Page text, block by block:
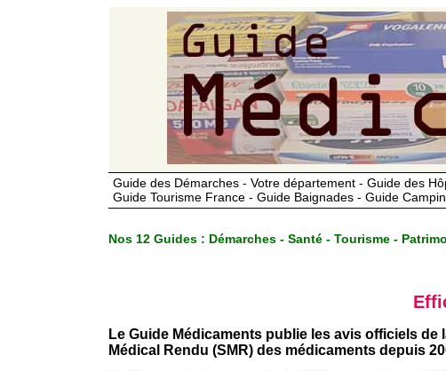
Guide des Démarches - Votre département - Guide des
Guide Tourisme France - Guide Baignades - Guide
Nos 12 Guides : Démarches - Santé - Tourisme -
Le Guide Médicaments publie les avis officiels
Médical Rendu (SMR) des médicaments depuis